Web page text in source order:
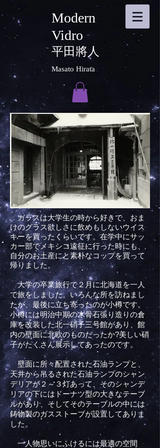
Modern
Vidro
平田將人
Masato Hirata
ガラスは大学生の時から好きで、おま
けのグラス欲しさに飲めもしないウイス
キーを買ったくらいです。在学中にサッ
カー部でメキシコ遠征に行った時にも、
自分のお土産にと素朴なコップを買って
帰りました。
大学の卒業旅行で２月に北海道を一人
で旅をしました。いろんな所を訪ねまし
たが、最後に立ち寄ったのが小樽です。
小樽には明治中期の木骨石張り造りの倉
庫を改装した北一硝子三号館があり、館
内の壁面に北欧のものだったか?美しい硝
子がたくさん展示してあったのです。
壁面に所々配置された石油ランプと、
天井から吊るされた石油ランプのシャン
デリアが２～３灯あって、そのシャンデ
リアの下にはドーナツ型の大きなテーブ
ルがあり、そしてそのテーブルの中には
鋳物製のガスストーブが設置してありま
した。
一人物思いにふけるには最適の空間